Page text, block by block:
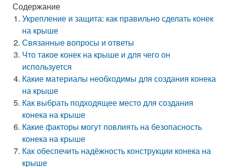
Содержание
Укрепление и защита: как правильно сделать конек
на крыше
Связанные вопросы и ответы
Что такое конек на крыше и для чего он
используется
Какие материалы необходимы для создания конека
на крыше
Как выбрать подходящее место для создания
конека на крыше
Какие факторы могут повлиять на безопасность
конека на крыше
Как обеспечить надёжность конструкции конека на
крыше